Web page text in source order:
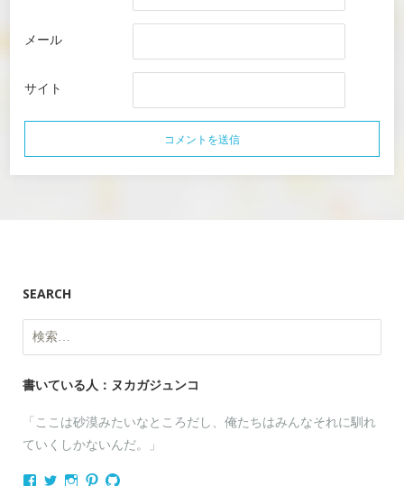
メール
サイト
SEARCH
検
索:
書いている人：ヌカガジュンコ
「ここは砂漠みたいなところだし、俺たちはみんなそれに馴れ
ていくしかないんだ。」
nukagajunko
nukaganukaganukaganukaga